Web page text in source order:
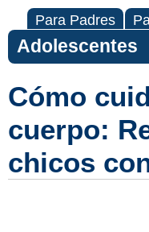
Para Padres
Adolescentes
Cómo
cuerpo:
chicos